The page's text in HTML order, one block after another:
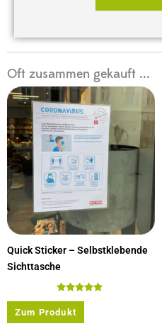
Oft zusammen gekauft ...
Quick Sticker – Selbstklebende
Sichttasche
Bewertet
mit
5.00
von 5
Zum Produkt